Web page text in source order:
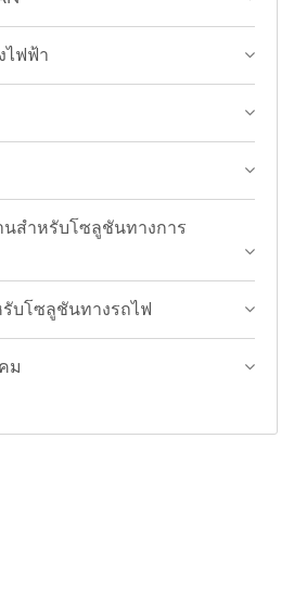
ไฟฟ้า
นสำหรับโซลูชันทางการ
บโซลูชันทางรถไฟ
ม